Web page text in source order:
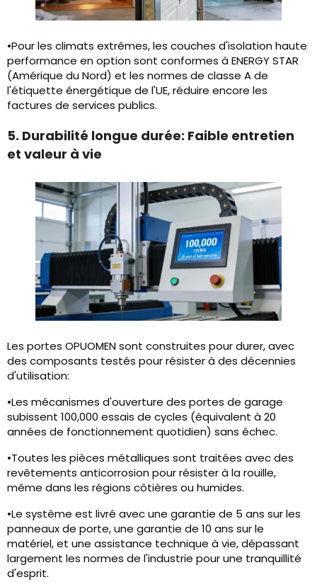
•Pour les climats extrêmes, les couches d'isolation haute
performance en option sont conformes à ENERGY STAR
(Amérique du Nord) et les normes de classe A de
l'étiquette énergétique de l'UE, réduire encore les
factures de services publics.
5. Durabilité longue durée: Faible entretien
et valeur à vie
Les portes OPUOMEN sont construites pour durer, avec
des composants testés pour résister à des décennies
d'utilisation:
•Les mécanismes d'ouverture des portes de garage
subissent 100,000 essais de cycles (équivalent à 20
années de fonctionnement quotidien) sans échec.
•Toutes les pièces métalliques sont traitées avec des
revêtements anticorrosion pour résister à la rouille,
même dans les régions côtières ou humides.
•Le système est livré avec une garantie de 5 ans sur les
panneaux de porte, une garantie de 10 ans sur le
matériel, et une assistance technique à vie, dépassant
largement les normes de l'industrie pour une tranquillité
d'esprit.